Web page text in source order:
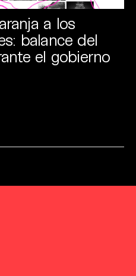
a los
balance del
el gobierno